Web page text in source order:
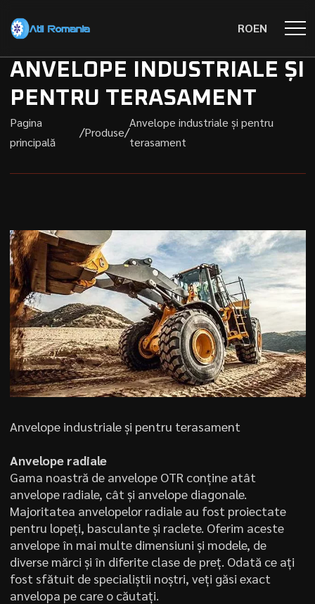
ROEN
ANVELOPE INDUSTRIALE ȘI
PENTRU TERASAMENT
Pagina
principală
/Produse/
Anvelope industriale și pentru
terasament
Anvelope industriale și pentru terasament
Anvelope radiale
Gama noastră de anvelope OTR conține atât
anvelope radiale, cât și anvelope diagonale.
Majoritatea anvelopelor radiale au fost proiectate
pentru lopeți, basculante și raclete. Oferim aceste
anvelope în mai multe dimensiuni și modele, de
diverse mărci și în diferite clase de preț. Odată ce ați
fost sfătuit de specialiștii noștri, veți găsi exact
anvelopa pe care o căutați.